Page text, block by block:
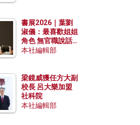
書展2026｜葉劉
淑儀：最喜歡姐姐
角色 無官職說話
包袱少
本社編輯部
梁鏡威獲任方大副
校長 呂大樂加盟
社科院
本社編輯部